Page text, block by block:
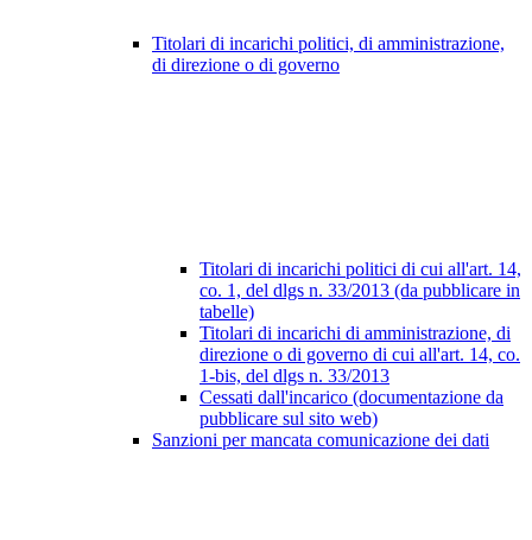
Titolari di incarichi politici, di amministrazione,
di direzione o di governo
Titolari di incarichi politici di cui all'art. 14,
co. 1, del dlgs n. 33/2013 (da pubblicare in
tabelle)
Titolari di incarichi di amministrazione, di
direzione o di governo di cui all'art. 14, co.
1-bis, del dlgs n. 33/2013
Cessati dall'incarico (documentazione da
pubblicare sul sito web)
Sanzioni per mancata comunicazione dei dati